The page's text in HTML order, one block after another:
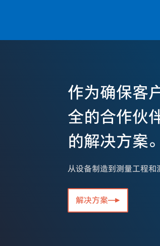
作为确保客
全的合作伙
的解决方案。
从设备制造到测量工程和
解决方案